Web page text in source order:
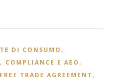
DI CONSUMO ,
, COMPLIANCE E AEO ,
FREE TRADE AGREEMENT ,